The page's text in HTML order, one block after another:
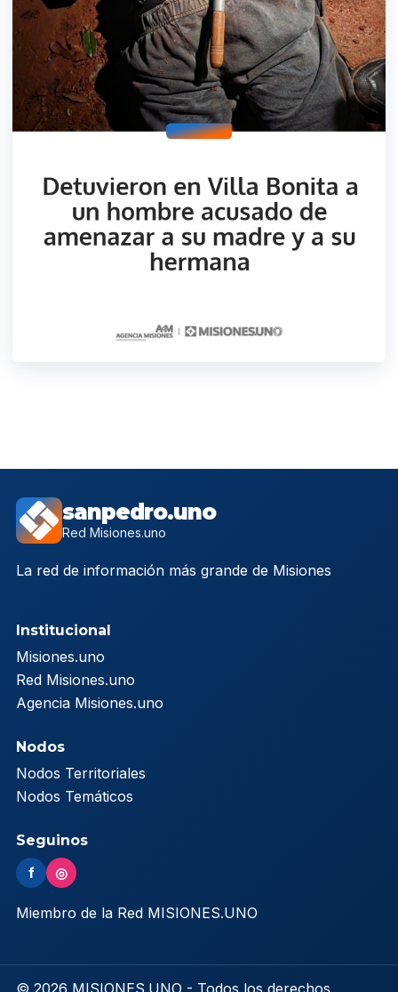
sanpedro.uno
Red Misiones.uno
La red de información más grande de Misiones
Institucional
Misiones.uno
Red Misiones.uno
Agencia Misiones.uno
Nodos
Nodos Territoriales
Nodos Temáticos
Seguinos
f ◎
Miembro de la Red MISIONES.UNO
© 2026 MISIONES.UNO - Todos los derechos